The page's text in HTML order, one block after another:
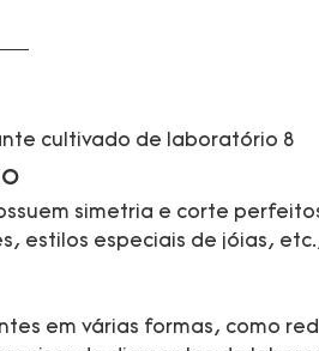
simetria e corte
estilos especiais de jóias,
em várias formas, como